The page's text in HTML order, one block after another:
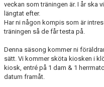
ANMÄL DIG HÄR
veckan som träningen är. I år ska
längtat efter.
Har ni någon kompis som är
träningen så de får testa på.
Denna säsong kommer ni
sätt. Vi kommer sköta kiosken i
kiosk, entré på 1 dam & 1
datum framåt.